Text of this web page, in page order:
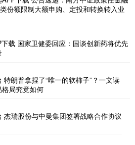
份额限制大额申购、定投和转换转入业
载 国家卫健委回应：国谈创新药将优先
特朗普拿捏了“唯一的软柿子”？一文读
局究竟如何
杰瑞股份与中曼集团签署战略合作协议